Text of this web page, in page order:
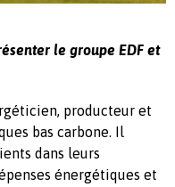
le groupe EDF et
producteur et
bas carbone. Il
dans leurs
énergétiques et